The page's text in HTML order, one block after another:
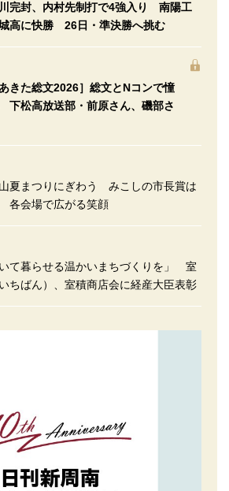
川完封、内村先制打で4強入り 南陽工
高に快勝 26日・準決勝へ挑む
あきた総文2026］総文とNコンで憧
松高放送部・前原さん、磯部さ
山夏まつりにぎわう みこしの市長賞は
各会場で広がる笑顔
いて暮らせる温かいまちづくりを」 室
ちばん）、室積商店会に経産大臣表彰